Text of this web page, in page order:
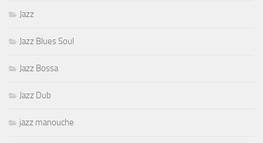
Jazz
Jazz Blues Soul
Jazz Bossa
Jazz Dub
jazz manouche